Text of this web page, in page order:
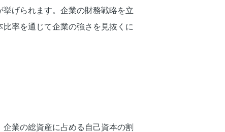
げられます。企業の財務戦略を立
率を通じて企業の強さを見抜くに
業の総資産に占める自己資本の割